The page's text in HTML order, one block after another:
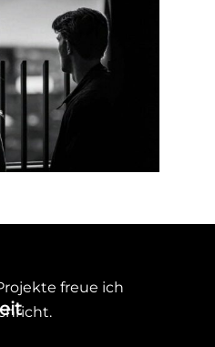
freue ich